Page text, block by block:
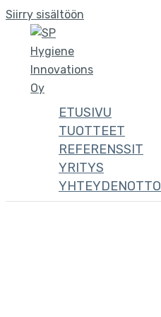
Siirry sisältöön
ETUSIVU
TUOTTEET
REFERENSSIT
YRITYS
YHTEYDENOTTO